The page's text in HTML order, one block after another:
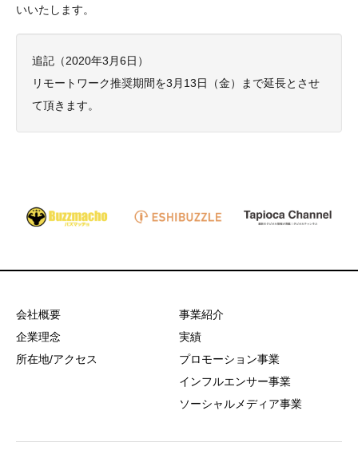
いいたします。
追記（2020年3月6日）
リモートワーク推奨期間を3月13日（金）まで延長とさせ
て頂きます。
会社概要
企業理念
所在地/アクセス
事業紹介
実績
プロモーション事業
インフルエンサー事業
ソーシャルメディア事業